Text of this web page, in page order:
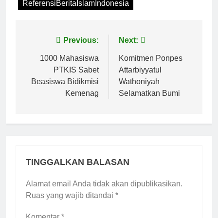
ReferensiBeritaIslamIndonesia
Navigasi
pos
Previous:
1000 Mahasiswa
PTKIS Sabet
Beasiswa Bidikmisi
Kemenag
Next:
Komitmen Ponpes
Attarbiyyatul
Wathoniyah
Selamatkan Bumi
TINGGALKAN BALASAN
Alamat email Anda tidak akan dipublikasikan.
Ruas yang wajib ditandai *